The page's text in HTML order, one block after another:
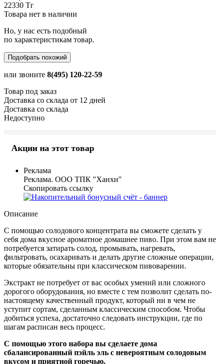
22330 Тг
Товара нет в наличии
Но, у нас есть подобный
по характеристикам товар.
Подобрать похожий
или звоните 8(495) 120-22-59
Товар под заказ
Доставка со склада от 12 дней
Доставка со склада
Недоступно
Акции на этот товар
Реклама
Реклама. ООО ТПК "Ханхи"
Скопировать ссылку
Описание
С помощью солодового концентрата вы сможете сделать у
себя дома вкусное ароматное домашнее пиво. При этом вам не
потребуется затирать солод, промывать, нагревать,
фильтровать, осахаривать и делать другие сложные операции,
которые обязательны при классическом пивоварении.
Экстракт не потребует от вас особых умений или сложного
дорогого оборудования, но вместе с тем позволит сделать по-
настоящему качественный продукт, который ни в чем не
уступит сортам, сделанным классическим способом. Чтобы
добиться успеха, достаточно следовать инструкции, где по
шагам расписан весь процесс.
С помощью этого набора вы сделаете дома
сбалансированный пэйль эль с невероятным солодовым
вкусом и приятной горечью.